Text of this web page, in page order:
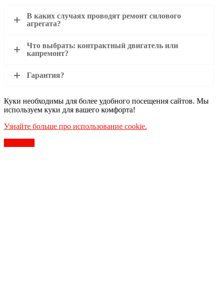
В каких случаях проводят ремонт силового
агрегата?
Что выбрать: контрактный двигатель или
капремонт?
Гарантия?
Куки необходимы для более удобного посещения сайтов. Мы
используем куки для вашего комфорта!
Узнайте больше про использование cookie.